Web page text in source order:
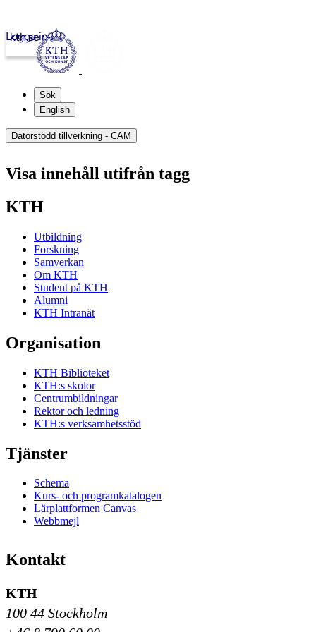
kth.se
Logga in
Sök
English
Datorstödd tillverkning - CAM
Visa innehåll utifrån tagg
KTH
Utbildning
Forskning
Samverkan
Om KTH
Student på KTH
Alumni
KTH Intranät
Organisation
KTH Biblioteket
KTH:s skolor
Centrumbildningar
Rektor och ledning
KTH:s verksamhetsstöd
Tjänster
Schema
Kurs- och programkatalogen
Lärplattformen Canvas
Webbmejl
Kontakt
KTH
100 44 Stockholm